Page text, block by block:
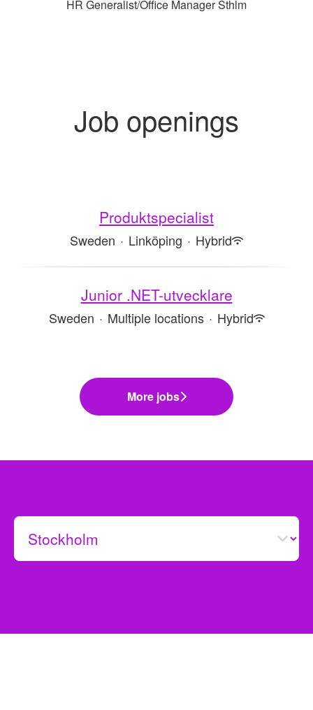
HR Generalist/Office Manager Sthlm
Job openings
Produktspecialist
Sweden · Linköping · Hybrid
Junior .NET-utvecklare
Sweden · Multiple locations · Hybrid
More jobs